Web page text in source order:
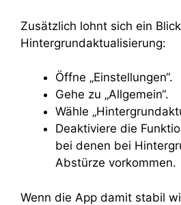
Zusätzlich lohnt sich ein
Hintergrundaktualisierung:
Öffne „Einstellungen“.
Gehe zu „Allgemein“.
Wähle
Deaktiviere die
bei denen bei
Abstürze vorkommen.
Wenn die App damit stabil